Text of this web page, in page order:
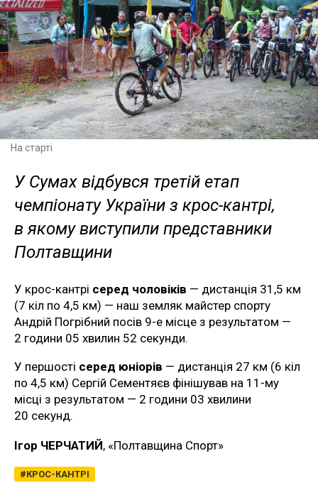
На старті
У Сумах відбувся третій етап
чемпіонату України з крос-кантрі,
в якому виступили представники
Полтавщини
У крос-кантрі серед чоловіків — дистанція 31,5 км
(7 кіл по 4,5 км) — наш земляк майстер спорту
Андрій Погрібний посів 9-е місце з результатом —
2 години 05 хвилин 52 секунди.
У першості серед юніорів — дистанція 27 км (6 кіл
по 4,5 км) Сергій Сементяєв фінішував на 11-му
місці з результатом — 2 години 03 хвилини
20 секунд.
Ігор ЧЕРЧАТИЙ, «Полтавщина Спорт»
КРОС-КАНТРІ